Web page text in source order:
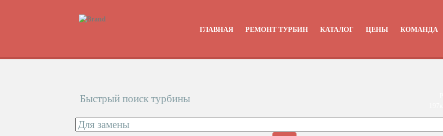
ГЛАВНАЯ РЕМОНТ ТУРБИН КАТАЛОГ ЦЕНЫ КОМАНДА
Быстрый поиск турбины